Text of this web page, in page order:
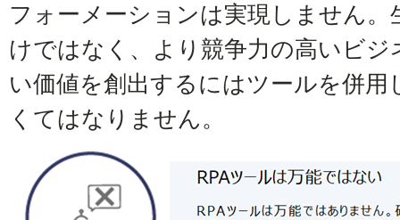
フォーメーションは実現しません。
けではなく、より競争力の高いビ
い価値を創出するにはツールを併用
くてはなりません。